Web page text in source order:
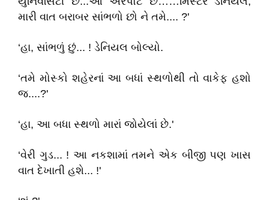
મારી વાત બરાબર સાંભળો છો ને તમે.... ?'
‘હા, સાંભળું છું... ! ડેનિયલ બોલ્યો.
‘તમે મોસ્કો શહેરનાં આ બધાં સ્થળોથી તો વાકેફ હશો
જ....?'
‘હા, આ બધા સ્થળો મારાં જોયેલાં છે.'
‘વેરી ગુડ... ! આ નકશામાં તમને એક બીજી પણ ખાસ
વાત દેખાતી હશે... !'